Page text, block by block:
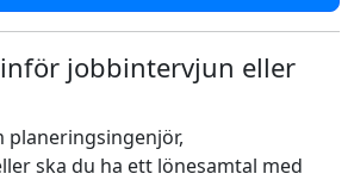
jobbintervjun eller
planeringsingenjör,
ska du ha ett lönesamtal med